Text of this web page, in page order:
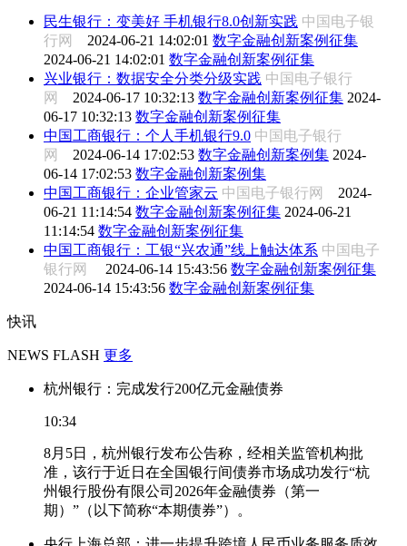
民生银行：变美好 手机银行8.0创新实践 中国电子银
行网 2024-06-21 14:02:01 数字金融创新案例征集
2024-06-21 14:02:01 数字金融创新案例征集
兴业银行：数据安全分类分级实践 中国电子银行
网 2024-06-17 10:32:13 数字金融创新案例征集 2024-
06-17 10:32:13 数字金融创新案例征集
中国工商银行：个人手机银行9.0 中国电子银行
网 2024-06-14 17:02:53 数字金融创新案例集 2024-
06-14 17:02:53 数字金融创新案例集
中国工商银行：企业管家云 中国电子银行网 2024-
06-21 11:14:54 数字金融创新案例征集 2024-06-21
11:14:54 数字金融创新案例征集
中国工商银行：工银“兴农通”线上触达体系 中国电子
银行网 2024-06-14 15:43:56 数字金融创新案例征集
2024-06-14 15:43:56 数字金融创新案例征集
快讯
NEWS FLASH 更多
杭州银行：完成发行200亿元金融债券
10:34
8月5日，杭州银行发布公告称，经相关监管机构批
准，该行于近日在全国银行间债券市场成功发行“杭
州银行股份有限公司2026年金融债券（第一
期）”（以下简称“本期债券”）。